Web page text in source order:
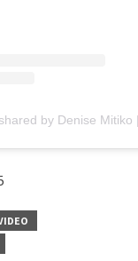
by Denise Mitiko